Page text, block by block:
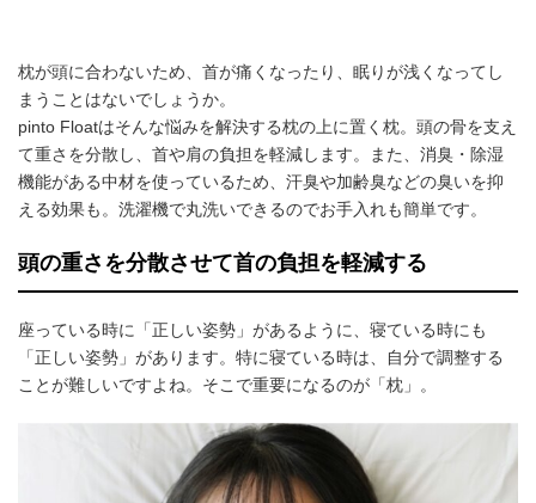
枕が頭に合わないため、首が痛くなったり、眠りが浅くなってし
まうことはないでしょうか。
pinto Floatはそんな悩みを解決する枕の上に置く枕。頭の骨を支え
て重さを分散し、首や肩の負担を軽減します。また、消臭・除湿
機能がある中材を使っているため、汗臭や加齢臭などの臭いを抑
える効果も。洗濯機で丸洗いできるのでお手入れも簡単です。
頭の重さを分散させて首の負担を軽減する
座っている時に「正しい姿勢」があるように、寝ている時にも
「正しい姿勢」があります。特に寝ている時は、自分で調整する
ことが難しいですよね。そこで重要になるのが「枕」。